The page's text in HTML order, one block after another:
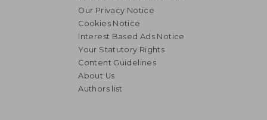
Our Privacy Notice
Cookies Notice
Interest Based Ads Notice
Your Statutory Rights
Content Guidelines
About Us
Authors list